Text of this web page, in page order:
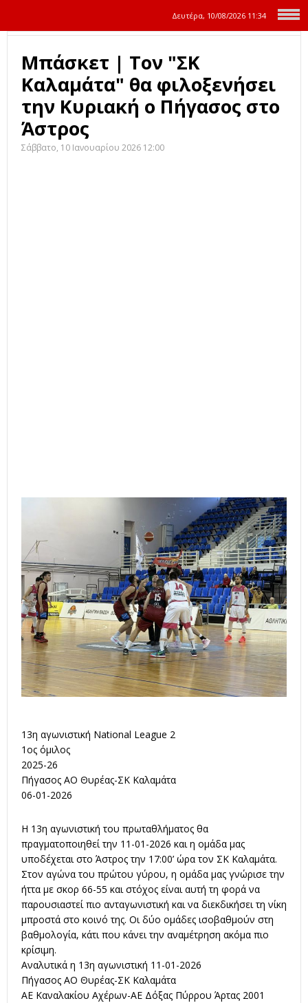
Δευτέρα, 10/08/2026 11:34
Μπάσκετ | Τον "ΣΚ
Καλαμάτα" θα φιλοξενήσει
την Κυριακή ο Πήγασος στο
Άστρος
Σάββατο, 10 Ιανουαρίου 2026 12:00
13η αγωνιστική National League 2
1ος όμιλος
2025-26
Πήγασος ΑΟ Θυρέας-ΣΚ Καλαμάτα
06-01-2026
Η 13η αγωνιστική του πρωταθλήματος θα
πραγματοποιηθεί την 11-01-2026 και η ομάδα μας
υποδέχεται στο Άστρος την 17:00’ ώρα τον ΣΚ Καλαμάτα.
Στον αγώνα του πρώτου γύρου, η ομάδα μας γνώρισε την
ήττα με σκορ 66-55 και στόχος είναι αυτή τη φορά να
παρουσιαστεί πιο ανταγωνιστική και να διεκδικήσει τη νίκη
μπροστά στο κοινό της. Οι δύο ομάδες ισοβαθμούν στη
βαθμολογία, κάτι που κάνει την αναμέτρηση ακόμα πιο
κρίσιμη.
Αναλυτικά η 13η αγωνιστική 11-01-2026
Πήγασος ΑΟ Θυρέας-ΣΚ Καλαμάτα
ΑΕ Καναλακίου Αχέρων-ΑΕ Δόξας Πύρρου Άρτας 2001